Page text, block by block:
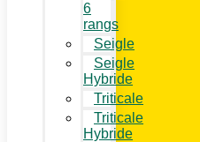
6
rangs
Seigle
Seigle
Hybride
Triticale
Triticale
Hybride